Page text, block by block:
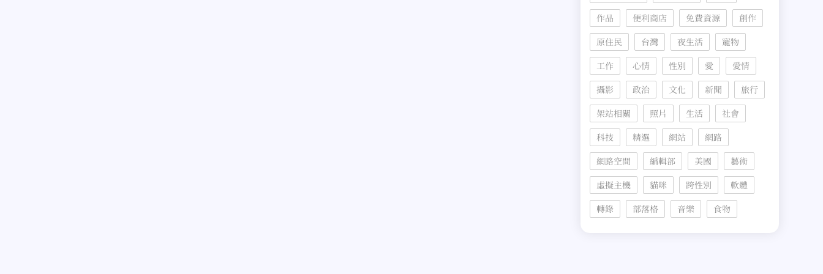
作品 便利商店 免費資源
創作
原住民
台灣 夜生活
寵物
工作
心情 性別 愛
愛情
攝影
政治 文化 新聞
旅行
架站相關
照片 生活
社會
科技
精選 網站
網路
網路空間
編輯部 美國
藝術
虛擬主機
貓咪 跨性別
軟體
轉錄
部落格 音樂 食物